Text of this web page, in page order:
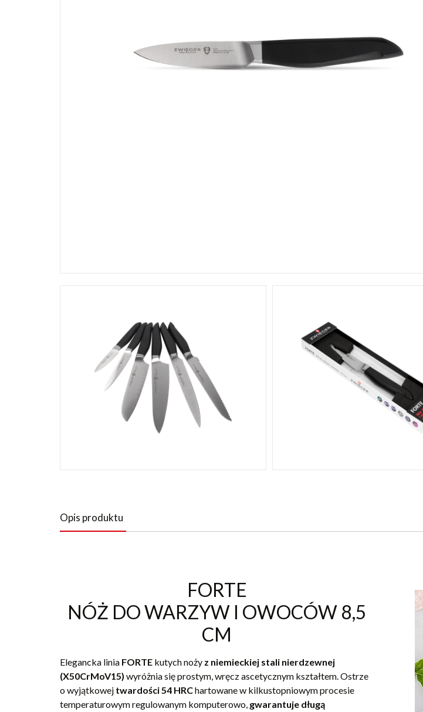
Opis produktu
FORTE
NÓŻ DO WARZYW I OWOCÓW 8,5
CM
Elegancka linia FORTE kutych noży z niemieckiej stali nierdzewnej
(X50CrMoV15) wyróżnia się prostym, wręcz ascetycznym kształtem. Ostrze
o wyjątkowej twardości 54 HRChartowane w kilkustopniowym procesie
temperaturowym regulowanym komputerowo, gwarantuje długą